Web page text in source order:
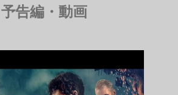
予告編・動画